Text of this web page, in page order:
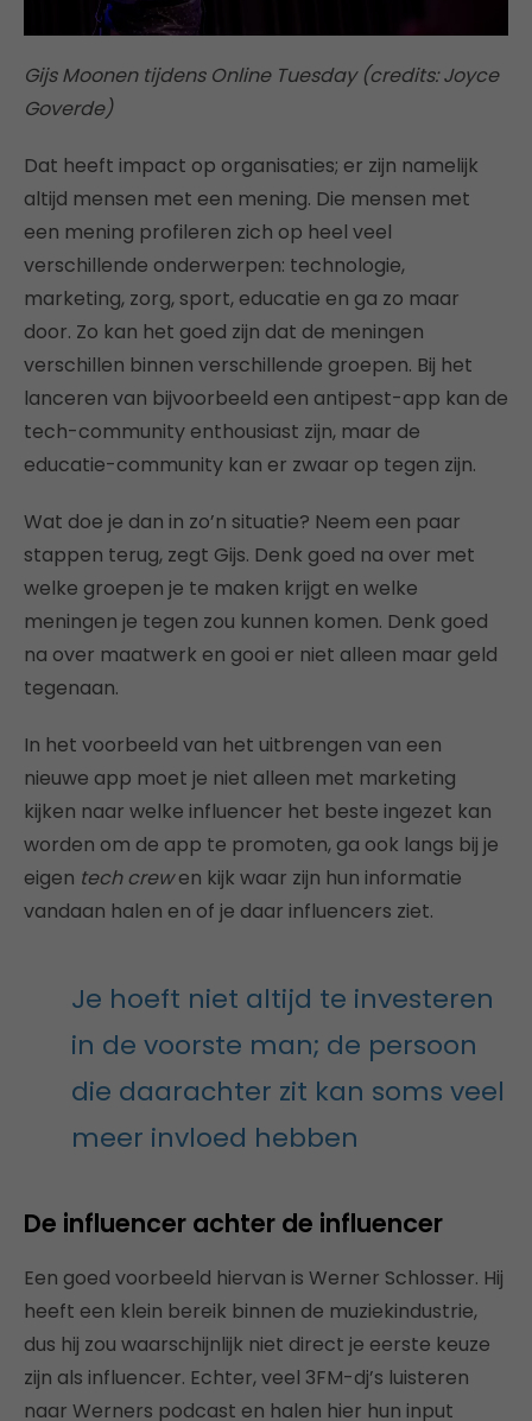
Gijs Moonen tijdens Online Tuesday (credits: Joyce
Goverde)
Dat heeft impact op organisaties; er zijn namelijk
altijd mensen met een mening. Die mensen met
een mening profileren zich op heel veel
verschillende onderwerpen: technologie,
marketing, zorg, sport, educatie en ga zo maar
door. Zo kan het goed zijn dat de meningen
verschillen binnen verschillende groepen. Bij het
lanceren van bijvoorbeeld een antipest-app kan de
tech-community enthousiast zijn, maar de
educatie-community kan er zwaar op tegen zijn.
Wat doe je dan in zo’n situatie? Neem een paar
stappen terug, zegt Gijs. Denk goed na over met
welke groepen je te maken krijgt en welke
meningen je tegen zou kunnen komen. Denk goed
na over maatwerk en gooi er niet alleen maar geld
tegenaan.
In het voorbeeld van het uitbrengen van een
nieuwe app moet je niet alleen met marketing
kijken naar welke influencer het beste ingezet kan
worden om de app te promoten, ga ook langs bij je
eigen tech crewen kijk waar zijn hun informatie
vandaan halen en of je daar influencers ziet.
Je hoeft niet altijd te investeren
in de voorste man; de persoon
die daarachter zit kan soms veel
meer invloed hebben
De influencer achter de influencer
Een goed voorbeeld hiervan is Werner Schlosser. Hij
heeft een klein bereik binnen de muziekindustrie,
dus hij zou waarschijnlijk niet direct je eerste keuze
zijn als influencer. Echter, veel 3FM-dj’s luisteren
naar Werners podcast en halen hier hun input